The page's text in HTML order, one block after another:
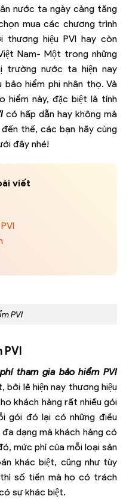
nước ta ngày càng tăng
mua các chương trình
hiệu PVI hay còn
Nam- Một trong những
trường nước ta hiện nay
bảo hiểm phi nhân thọ. Và
hiểm này, đặc biệt là tính
có hấp dẫn hay không mà
thế, các bạn hãy cùng
đây nhé!
viết
PVI
PVI
phí tham gia bảo hiểm PVI
bởi lẽ hiện nay thương hiệu
khách hàng rất nhiều gói
gói đó lại có những điều
dạng mà khách hàng có
mức phí của mỗi loại sản
khác biệt, cũng như tùy
số tiền mà họ có trách
sự khác biệt.